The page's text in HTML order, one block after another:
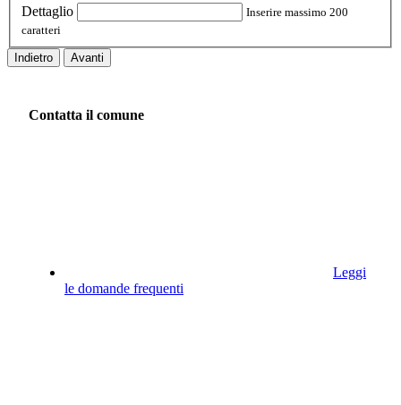
Dettaglio
Inserire massimo 200
caratteri
Indietro Avanti
Contatta il comune
Leggi
le domande frequenti